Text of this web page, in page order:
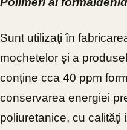
Sunt utilizaţi în
mochetelor şi a
conţine cca 40 ppm
conservarea energiei
poliuretanice, cu calităţi